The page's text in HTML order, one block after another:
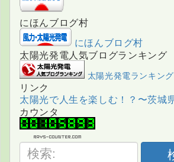
にほんブログ村
にほんブログ村
太陽光発電人気ブログランキング
太陽光発電ランキング
リンク
太陽光で人生を楽しむ！？〜茨城
カウンタ